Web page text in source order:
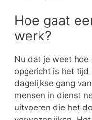
Hoe gaat
werk?
Nu dat je weet
opgericht is het tijd
dagelijkse gang
mensen in dienst
uitvoeren die het